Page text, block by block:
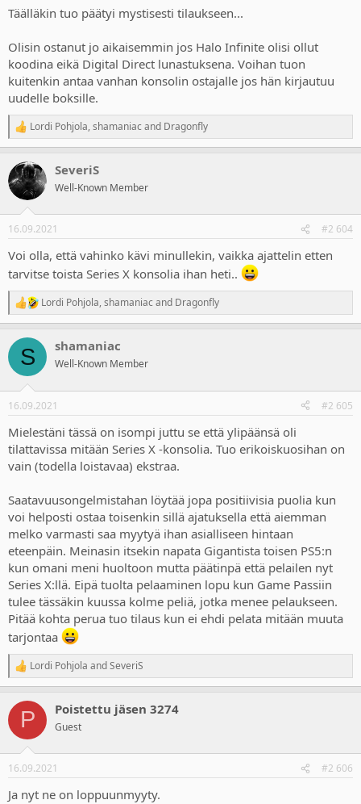
Täälläkin tuo päätyi mystisesti tilaukseen...
Olisin ostanut jo aikaisemmin jos Halo Infinite olisi ollut
koodina eikä Digital Direct lunastuksena. Voihan tuon
kuitenkin antaa vanhan konsolin ostajalle jos hän kirjautuu
uudelle boksille.
R
e
c
t
i
s
Lordi Pohjola, shamaniacand Dragonfly
SeveriS
Well-Known Member
16.09.2021 #2 604
Voi olla, että vahinko kävi minullekin, vaikka ajattelin etten
tarvitse toista Series X konsolia ihan heti..
R
e
c
i
s
Lordi Pohjola, shamaniacand Dragonfly
S shamaniac
Well-Known Member
16.09.2021 #2 605
Mielestäni tässä on isompi juttu se että ylipäänsä oli
tilattavissa mitään Series X -konsolia. Tuo erikoiskuosihan on
vain (todella loistavaa) ekstraa.
Saatavuusongelmistahan löytää jopa positiivisia puolia kun
voi helposti ostaa toisenkin sillä ajatuksella että aiemman
melko varmasti saa myytyä ihan asialliseen hintaan
eteenpäin. Meinasin itsekin napata Gigantista toisen PS5:n
kun omani meni huoltoon mutta päätinpä että pelailen nyt
Series X:llä. Eipä tuolta pelaaminen lopu kun Game Passiin
tulee tässäkin kuussa kolme peliä, jotka menee pelaukseen.
Pitää kohta perua tuo tilaus kun ei ehdi pelata mitään muuta
tarjontaa
R
e
c
i
s
Lordi Pohjola andSeveriS
P Poistettu jäsen 3274
Guest
16.09.2021 #2 606
Ja nyt ne on loppuunmyyty.